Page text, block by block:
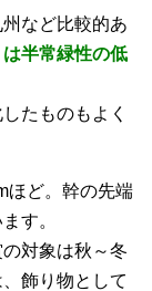
など比較的あ
半常緑性の低
たものもよく
ほど。幹の先端
す。
対象は秋～冬
飾り物として